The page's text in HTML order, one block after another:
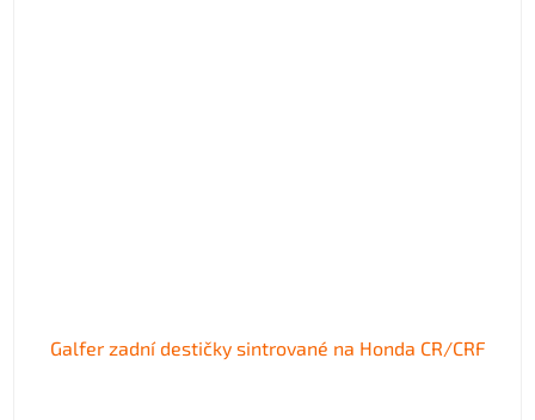
Galfer zadní destičky sintrované na Honda CR/CRF